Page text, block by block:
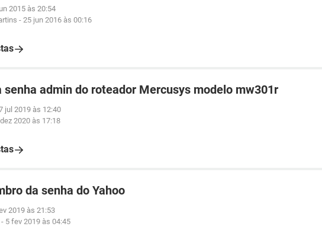
2015 às 20:54
- 25 jun 2016 às 00:16
senha admin do roteador Mercusys modelo mw301r
jul 2019 às 12:40
2020 às 17:18
da senha do Yahoo
2019 às 21:53
- 5 fev 2019 às 04:45